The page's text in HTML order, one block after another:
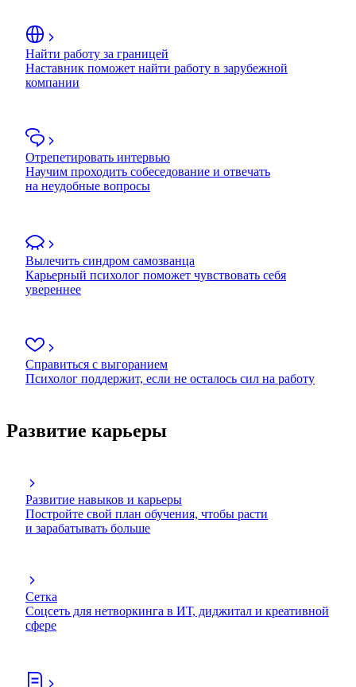
Найти работу за границей
Наставник поможет найти работу в зарубежной
компании
Отрепетировать интервью
Научим проходить собеседование и отвечать
на неудобные вопросы
Вылечить синдром самозванца
Карьерный психолог поможет чувствовать себя
увереннее
Справиться с выгоранием
Психолог поддержит, если не осталось сил на работу
Развитие карьеры
Развитие навыков и карьеры
Постройте свой план обучения, чтобы расти
и зарабатывать больше
Сетка
Соцсеть для нетворкинга в ИТ, диджитал и креативной
сфере